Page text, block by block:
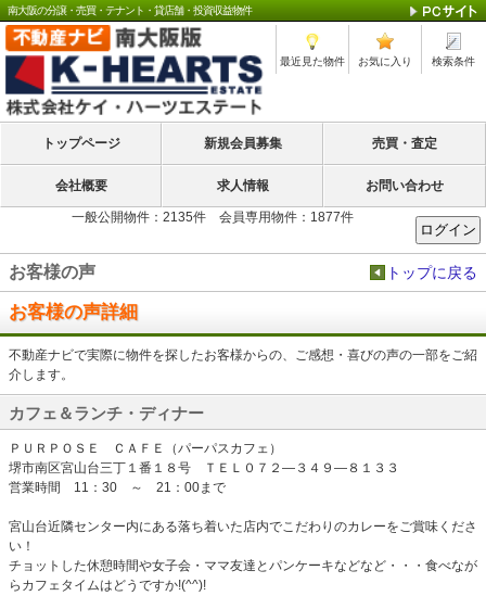
南大阪の分譲・売買・テナント・貸店舗・投資収益物件
最近見た物件 お気に入り 検索条件
トップページ 新規会員募集 売買・査定
会社概要 求人情報 お問い合わせ
一般公開物件：2135件 会員専用物件：1877件
お客様の声 トップに戻る
お客様の声詳細
不動産ナビで実際に物件を探したお客様からの、ご感想・喜びの声の一部をご紹
介します。
カフェ＆ランチ・ディナー
ＰＵＲＰＯＳＥ ＣＡＦＥ（パーパスカフェ）
堺市南区宮山台三丁１番１８号 ＴＥＬ０７２―３４９―８１３３
営業時間 11：30 ～ 21：00まで
宮山台近隣センター内にある落ち着いた店内でこだわりのカレーをご賞味くださ
い！
チョットした休憩時間や女子会・ママ友達とパンケーキなどなど・・・食べなが
らカフェタイムはどうですか!(^^)!